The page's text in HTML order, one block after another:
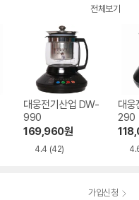
전체보기
대웅전기산업 DW-
990
169,960원
4.4 (42)
대웅
290
가입신청